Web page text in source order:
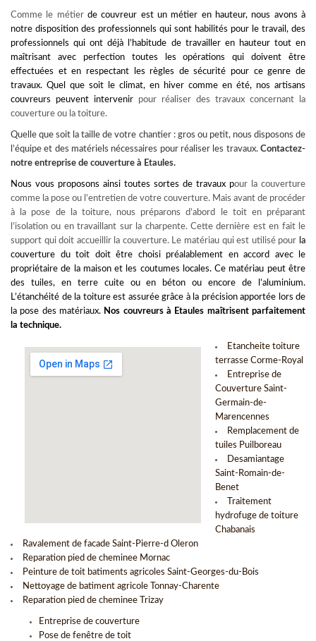
Comme le métier de couvreur est un métier en hauteur, nous avons à
notre disposition des professionnels qui sont habilités pour le travail, des
professionnels qui ont déjà l’habitude de travailler en hauteur tout en
maîtrisant avec perfection toutes les opérations qui doivent être
effectuées et en respectant les règles de sécurité pour ce genre de
travaux. Quel que soit le climat, en hiver comme en été, nos artisans
couvreurs peuvent intervenir pour réaliser des travaux concernant la
couverture ou la toiture.
Quelle que soit la taille de votre chantier : gros ou petit, nous disposons de
l’équipe et des matériels nécessaires pour réaliser les travaux. Contactez-
notre entreprise de couverture à Etaules.
Nous vous proposons ainsi toutes sortes de travaux pour la couverture
comme la pose ou l’entretien de votre couverture. Mais avant de procéder
à la pose de la toiture, nous préparons d’abord le toit en préparant
l’isolation ou en travaillant sur la charpente. Cette dernière est en fait le
support qui doit accueillir la couverture. Le matériau qui est utilisé pour la
couverture du toit doit être choisi préalablement en accord avec le
propriétaire de la maison et les coutumes locales. Ce matériau peut être
des tuiles, en terre cuite ou en béton ou encore de l’aluminium.
L’étanchéité de la toiture est assurée grâce à la précision apportée lors de
la pose des matériaux. Nos couvreurs à Etaules maîtrisent parfaitement
la technique.
Etancheite toiture
terrasse Corme-Royal
Entreprise de
Couverture Saint-
Germain-de-
Marencennes
Remplacement de
tuiles Puilboreau
Desamiantage
Saint-Romain-de-
Benet
Traitement
hydrofuge de toiture
Chabanais
Ravalement de facade Saint-Pierre-d Oleron
Reparation pied de cheminee Mornac
Peinture de toit batiments agricoles Saint-Georges-du-Bois
Nettoyage de batiment agricole Tonnay-Charente
Reparation pied de cheminee Trizay
Entreprise de couverture
Pose de fenêtre de toit